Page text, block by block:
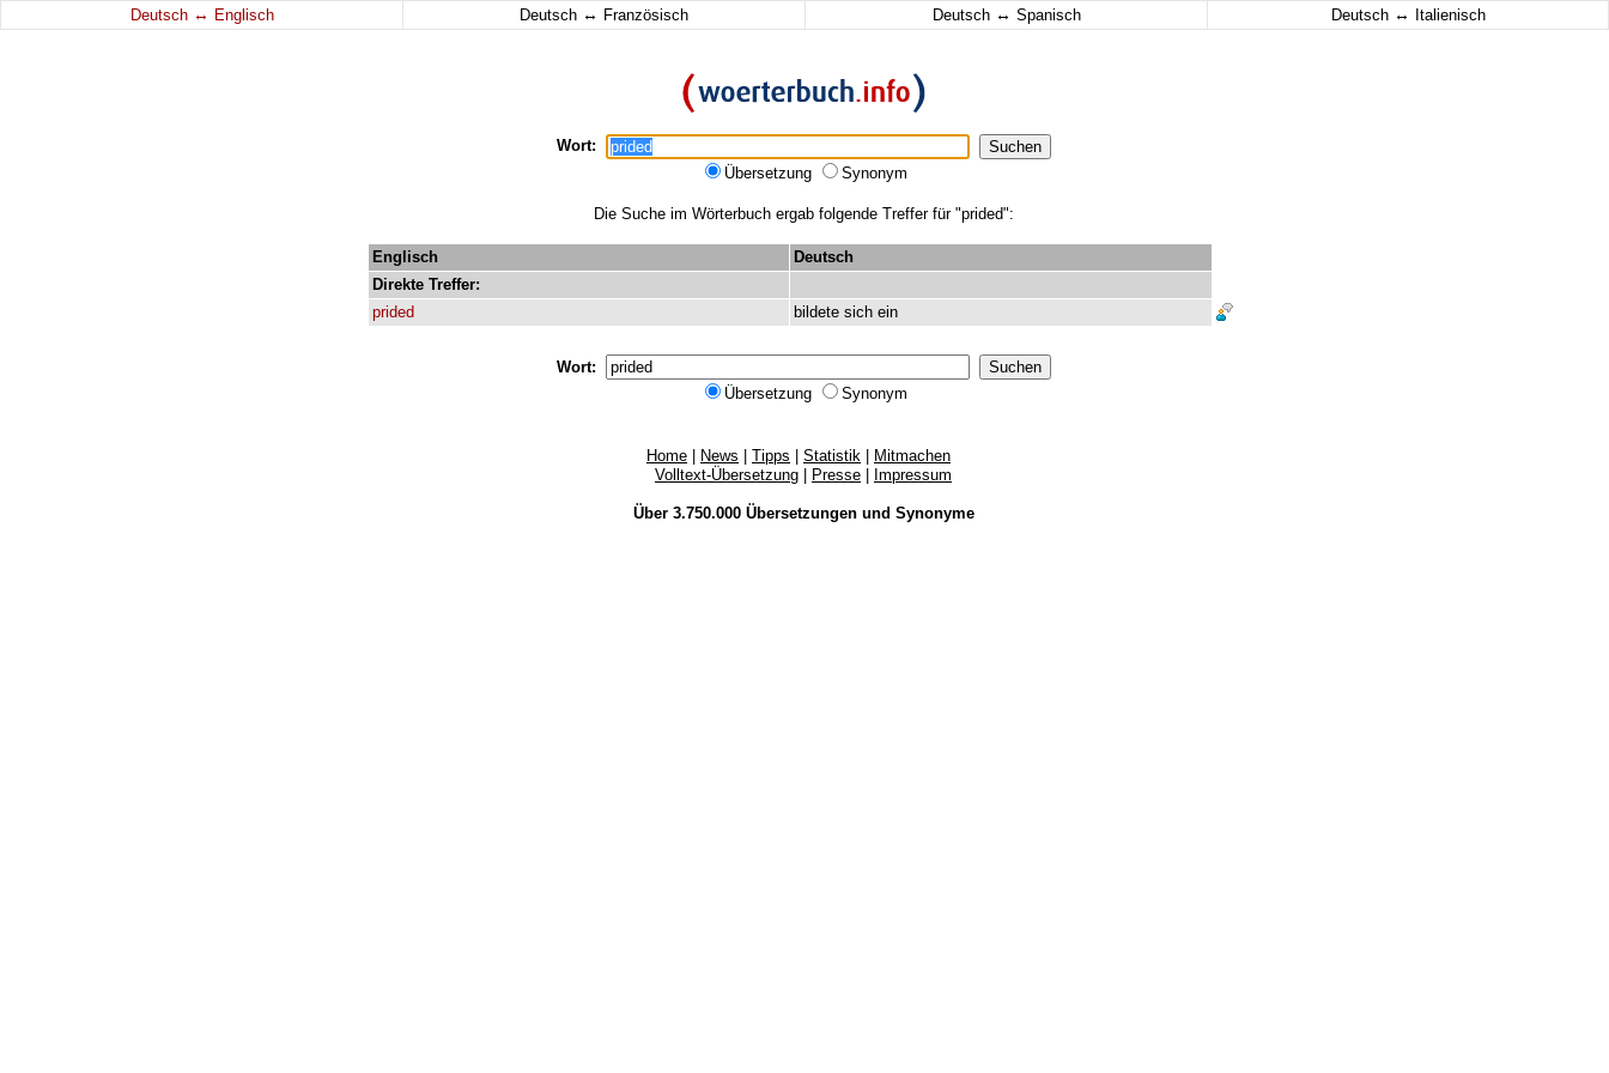
Deutsch ↔ Englisch Deutsch ↔ Französisch Deutsch ↔ Spanisch Deutsch ↔ Italienisch
Wort:
Übersetzung
Synonym
Die Suche im Wörterbuch ergab folgende Treffer für "prided":
Englisch
Deutsch
Direkte Treffer:
prided
bildete sich ein
Wort:
Übersetzung
Synonym
Home News Tipps Statistik
Mitmachen
Volltext-Übersetzung
Presse Impressum
Über 3.750.000 Übersetzungenund Synonyme